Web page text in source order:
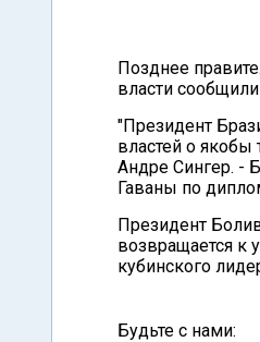
Позднее
власти
"Президент
властей о якобы
Андре Сингер. -
Гаваны по
Президент
возвращается к
кубинского
Будьте с нами: